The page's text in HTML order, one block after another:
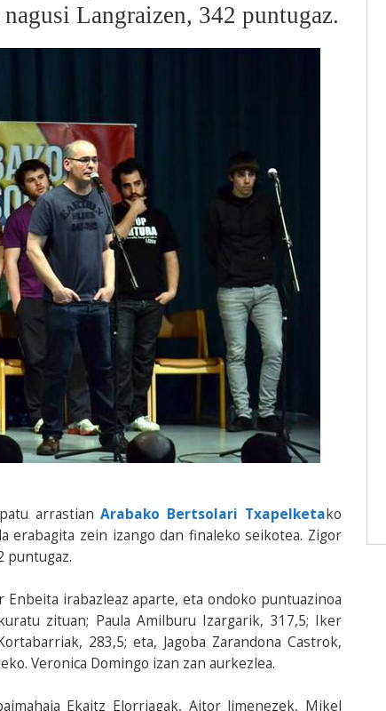
Langraizen, 342 puntugaz.
arrastianArabako Bertsolari Txapelketako
erabagita zein izango dan finaleko seikotea. Zigor
puntugaz.
irabazleaz aparte, eta ondoko puntuazinoa
zituan; Paula Amilburu Izargarik, 317,5; Iker
283,5; eta, Jagoba Zarandona Castrok,
Veronica Domingo izan zan aurkezlea.
Ekaitz Elorriagak, Aitor Jimenezek, Mikel